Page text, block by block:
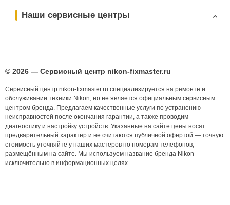
Наши сервисные центры
© 2026 — Сервисный центр nikon-fixmaster.ru
Сервисный центр nikon-fixmaster.ru специализируется на ремонте и
обслуживании техники Nikon, но не является официальным сервисным
центром бренда. Предлагаем качественные услуги по устранению
неисправностей после окончания гарантии, а также проводим
диагностику и настройку устройств. Указанные на сайте цены носят
предварительный характер и не считаются публичной офертой — точную
стоимость уточняйте у наших мастеров по номерам телефонов,
размещённым на сайте. Мы используем название бренда Nikon
исключительно в информационных целях.